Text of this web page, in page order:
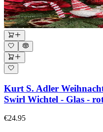
Kurt S. Adler
Swirl Wichtel - Glas -
€24.95